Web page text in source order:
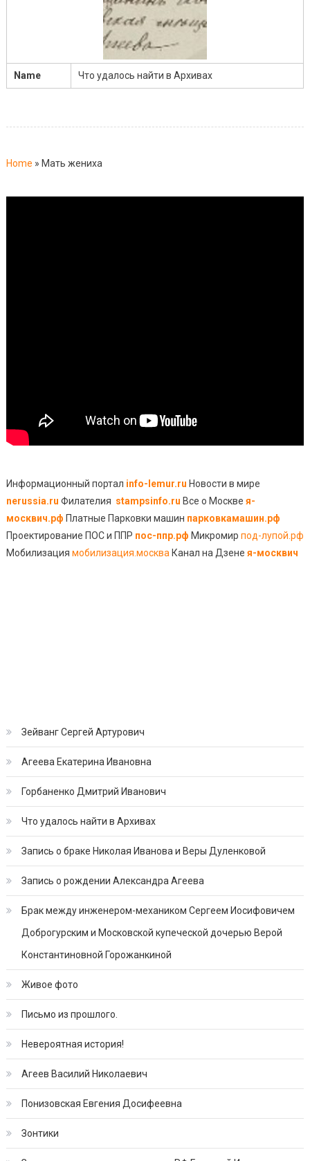
Name Что удалось найти в Архивах
Home » Мать жениха
Информационный портал info-lemur.ru Новости в мире
nerussia.ru Филателия stampsinfo.ru Все о Москве я-
москвич.рф Платные Парковки машин парковкамашин.рф
Проектирование ПОС и ППР пос-ппр.рф Микромир под-лупой.рф
Мобилизация мобилизация.москва Канал на Дзене я-москвич
Зейванг Сергей Артурович
Агеева Екатерина Ивановна
Горбаненко Дмитрий Иванович
Что удалось найти в Архивах
Запись о браке Николая Иванова и Веры Дуленковой
Запись о рождении Александра Агеева
Брак между инженером-механиком Сергеем Иосифовичем
Доброгурским и Московской купеческой дочерью Верой
Константиновной Горожанкиной
Живое фото
Письмо из прошлого.
Невероятная история!
Агеев Василий Николаевич
Понизовская Евгения Досифеевна
Зонтики